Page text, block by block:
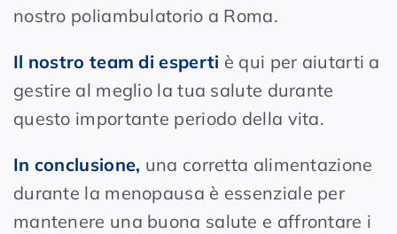
nostro poliambulatorio a Roma.
Il nostro team di esperti è qui per aiutarti a
gestire al meglio la tua salute durante
questo importante periodo della vita.
In conclusione, una corretta alimentazione
durante la menopausa è essenziale per
mantenere una buona salute e affrontare i